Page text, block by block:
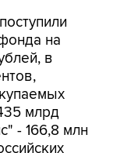
на
в
млрд
- 166,8 млн